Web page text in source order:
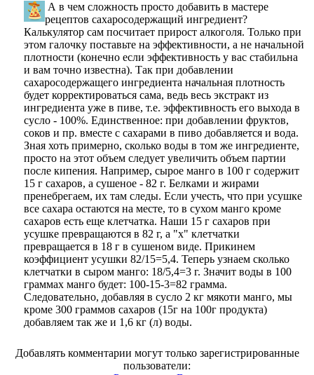
А в чем сложность просто добавить в мастере
рецептов сахаросодержащий ингредиент?
Калькулятор сам посчитает прирост алкоголя. Только при
этом галочку поставьте на эффективности, а не начальной
плотности (конечно если эффективность у вас стабильна
и вам точно известна). Так при добавлении
сахаросодержащего ингредиента начальная плотность
будет корректироваться сама, ведь весь экстракт из
ингредиента уже в пиве, т.е. эффективность его выхода в
сусло - 100%. Единственное: при добавлении фруктов,
соков и пр. вместе с сахарами в пиво добавляется и вода.
Зная хоть примерно, сколько воды в том же ингредиенте,
просто на этот объем следует увеличить объем партии
после кипения. Например, сырое манго в 100 г содержит
15 г сахаров, а сушеное - 82 г. Белками и жирами
пренебрегаем, их там следы. Если учесть, что при усушке
все сахара остаются на месте, то в сухом манго кроме
сахаров есть еще клетчатка. Наши 15 г сахаров при
усушке превращаются в 82 г, а "х" клетчатки
превращается в 18 г в сушеном виде. Прикинем
коэффициент усушки 82/15=5,4. Теперь узнаем сколько
клетчатки в сыром манго: 18/5,4=3 г. Значит воды в 100
граммах манго будет: 100-15-3=82 грамма.
Следовательно, добавляя в сусло 2 кг мякоти манго, мы
кроме 300 граммов сахаров (15г на 100г продукта)
добавляем так же и 1,6 кг (л) воды.
Добавлять комментарии могут только зарегистрированные
пользователи: